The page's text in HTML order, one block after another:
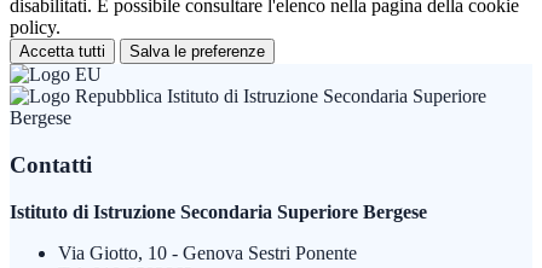
disabilitati. È possibile consultare l'elenco nella pagina della cookie
policy.
Accetta tutti Salva le preferenze
Istituto di Istruzione Secondaria Superiore
Bergese
Contatti
Istituto di Istruzione Secondaria Superiore Bergese
Via Giotto, 10 - Genova Sestri Ponente